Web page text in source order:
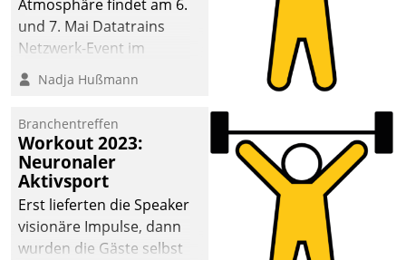
Atmosphäre findet am 6.
und 7. Mai Datatrains
Netzwerk-Event im
Kunden- und Partnerkreis
statt. Zentrale Frage: Wie
Mammutprojekte
meistern und Workloads
wuppen – bei zunehmend
anspruchsvollen
Aufgaben und
abnehmendem
Nadja Hußmann
Branchentreffen
Workout 2023:
Neuronaler
Aktivsport
Erst lieferten die Speaker
visionäre Impulse, dann
wurden die Gäste selbst